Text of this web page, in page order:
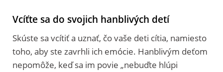
Vcíťte sa do svojich hanblivých detí
Skúste sa vcítiť a uznať, čo vaše deti cítia, namiesto
toho, aby ste zavrhli ich emócie. Hanblivým deťom
nepomôže, keď sa im povie „nebuďte hlúpi